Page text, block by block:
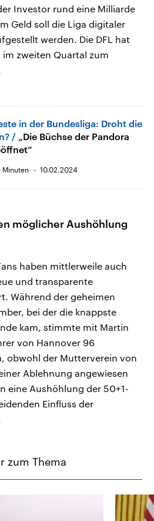
Investor rund eine Milliarde
Geld soll die Liga digitaler
werden. Die DFL hat
im zweiten Quartal zum
in der Bundesliga: Droht die
„Die Büchse der Pandora
Minuten 10.02.2024
möglicher Aushöhlung
haben mittlerweile auch
und transparente
Während der geheimen
bei der die knappste
kam, stimmte mit Martin
von Hannover 96
obwohl der Mutterverein von
Ablehnung angewiesen
eine Aushöhlung der 50+1-
Einfluss der
zum Thema